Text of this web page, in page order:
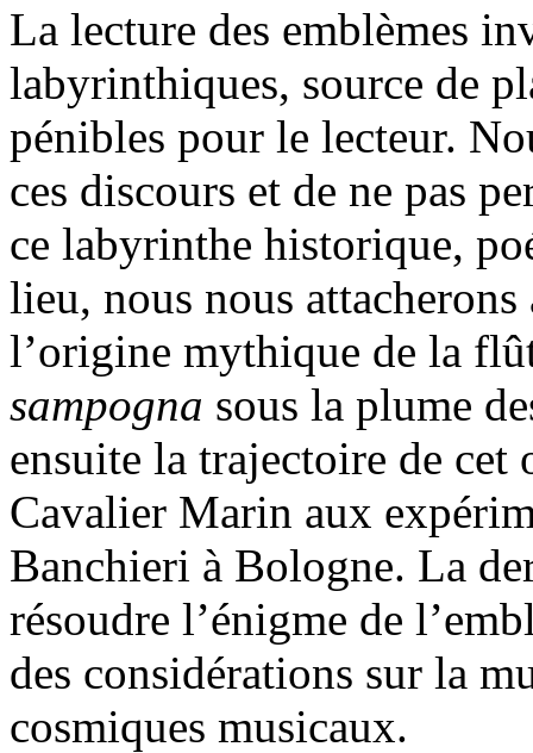
La lecture des emblèmes
labyrinthiques, source de
pénibles pour le lecteur.
ces discours et de ne pas
ce labyrinthe historique,
lieu, nous nous
l’origine mythique de la
sampogna sous la plume
ensuite la trajectoire de
Cavalier Marin aux
Banchieri à Bologne. La
résoudre l’énigme de
des considérations sur la
cosmiques musicaux.